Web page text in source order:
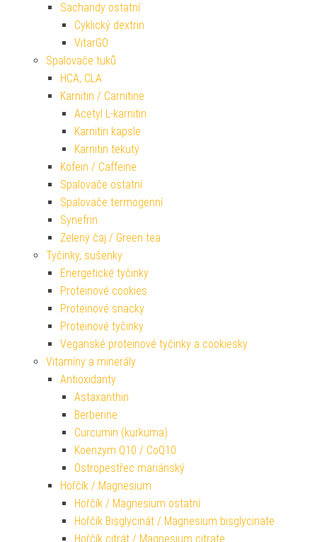
Sacharidy ostatní
Cyklický dextrin
VitarGO
Spalovače tuků
HCA, CLA
Karnitin / Carnitine
Acetyl L-karnitin
Karnitin kapsle
Karnitin tekutý
Kofein / Caffeine
Spalovače ostatní
Spalovače termogenní
Synefrin
Zelený čaj / Green tea
Tyčinky, sušenky
Energetické tyčinky
Proteinové cookies
Proteinové snacky
Proteinové tyčinky
Veganské proteinové tyčinky a cookiesky
Vitamíny a minerály
Antioxidanty
Astaxanthin
Berberine
Curcumin (kurkuma)
Koenzym Q10 / CoQ10
Ostropestřec mariánský
Hořčík / Magnesium
Hořčík / Magnesium ostatní
Hořčík Bisglycinát / Magnesium bisglycinate
Hořčík citrát / Magnesium citrate